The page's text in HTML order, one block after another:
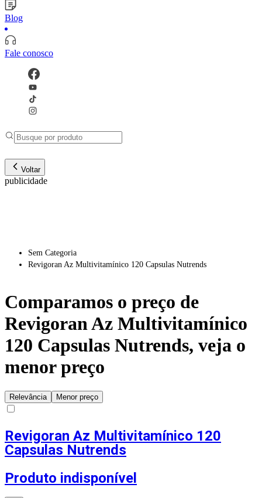
Blog
Fale conosco
Voltar
publicidade
Sem Categoria
Revigoran Az Multivitamínico 120 Capsulas Nutrends
Comparamos o preço de
Revigoran Az Multivitamínico
120 Capsulas Nutrends, veja o
menor preço
Relevância Menor preço
Revigoran Az Multivitamínico 120
Capsulas Nutrends
Produto indisponível